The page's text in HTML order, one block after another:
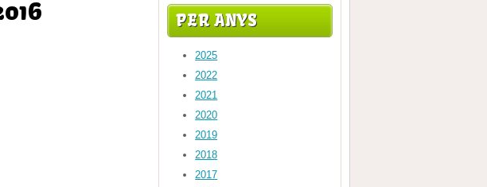
PER ANYS
2025
2022
2021
2020
2019
2018
2017